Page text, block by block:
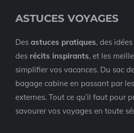
ASTUCES VOYAGES
Des astuces pratiques, des
des récits inspirants, et les
simplifier vos vacances. Du sac
bagage cabine en passant par
externes. Tout ce qu’il faut pour
savourer vos voyages en toute